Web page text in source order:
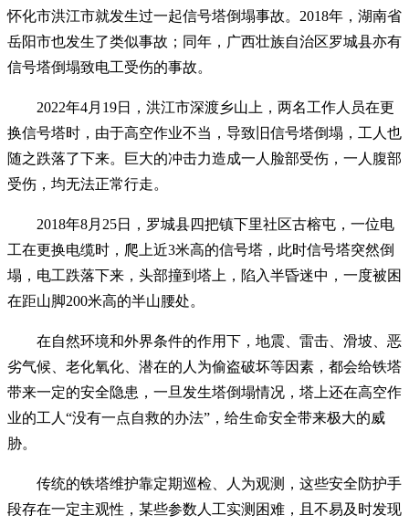
怀化市洪江市就发生过一起信号塔倒塌事故。2018年，湖南省
岳阳市也发生了类似事故；同年，广西壮族自治区罗城县亦有
信号塔倒塌致电工受伤的事故。
2022年4月19日，洪江市深渡乡山上，两名工作人员在更
换信号塔时，由于高空作业不当，导致旧信号塔倒塌，工人也
随之跌落了下来。巨大的冲击力造成一人脸部受伤，一人腹部
受伤，均无法正常行走。
2018年8月25日，罗城县四把镇下里社区古榕屯，一位电
工在更换电缆时，爬上近3米高的信号塔，此时信号塔突然倒
塌，电工跌落下来，头部撞到塔上，陷入半昏迷中，一度被困
在距山脚200米高的半山腰处。
在自然环境和外界条件的作用下，地震、雷击、滑坡、恶
劣气候、老化氧化、潜在的人为偷盗破坏等因素，都会给铁塔
带来一定的安全隐患，一旦发生塔倒塌情况，塔上还在高空作
业的工人“没有一点自救的办法”，给生命安全带来极大的威
胁。
传统的铁塔维护靠定期巡检、人为观测，这些安全防护手
段存在一定主观性，某些参数人工实测困难，且不易及时发现